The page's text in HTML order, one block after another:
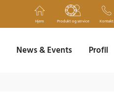
Hjem Produkt og service Kontakt
News & Events Profil